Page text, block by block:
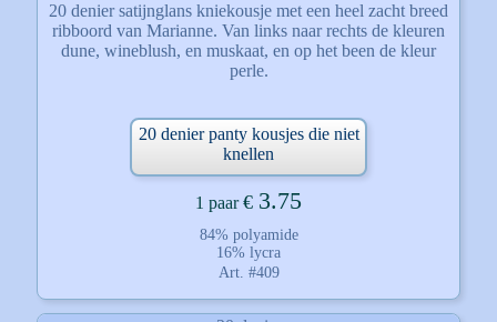
20 denier satijnglans kniekousje met een heel zacht breed
ribboord van Marianne. Van links naar rechts de kleuren
dune, wineblush, en muskaat, en op het been de kleur
perle.
Art. #409
1 paar€ 3.75
84% polyamide
16% lycra
20 denier panty kousjes die niet
knellen